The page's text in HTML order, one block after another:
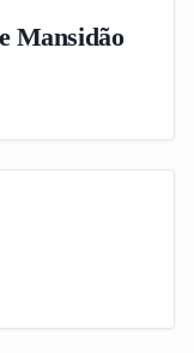
Mansidão